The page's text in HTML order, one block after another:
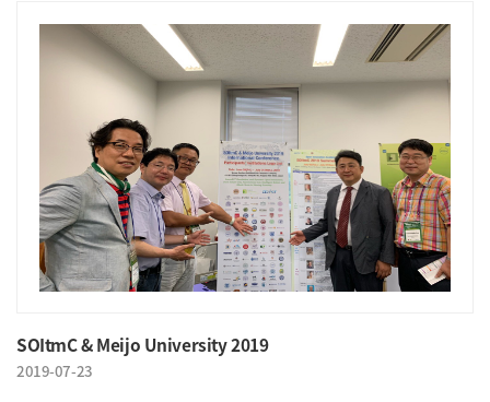
SOItmC & Meijo University 2019
2019-07-23